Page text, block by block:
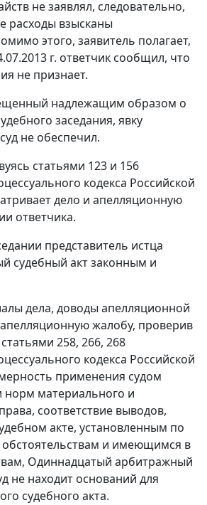
не заявлял, следовательно,
расходы взысканы
этого, заявитель полагает,
г. ответчик сообщил, что
не признает.
надлежащим образом о
заседания, явку
не обеспечил.
статьями 123и 156
кодекса Российской
дело и апелляционную
ответчика.
представитель истца
судебный акт законным и
дела, доводы апелляционной
жалобу, проверив
статьями 258, 266, 268
кодекса Российской
применения судом
норм материального и
соответствие выводов,
акте, установленным по
обстоятельствам и имеющимся в
Одиннадцатый арбитражный
не находит оснований для
судебного акта.